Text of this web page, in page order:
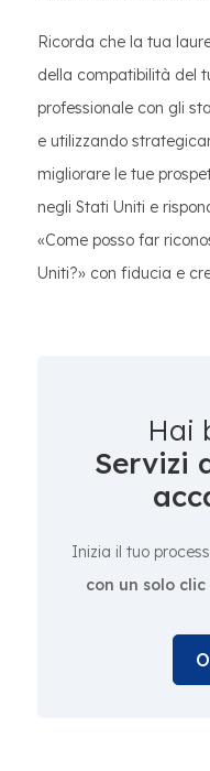
Ricorda che la tua
della compatibilità del
professionale con gli
e utilizzando
migliorare le tue
negli Stati Uniti e
«Come posso far
Uniti?» con fiducia e
Hai
Servizi
Inizia il tuo
con un solo clic